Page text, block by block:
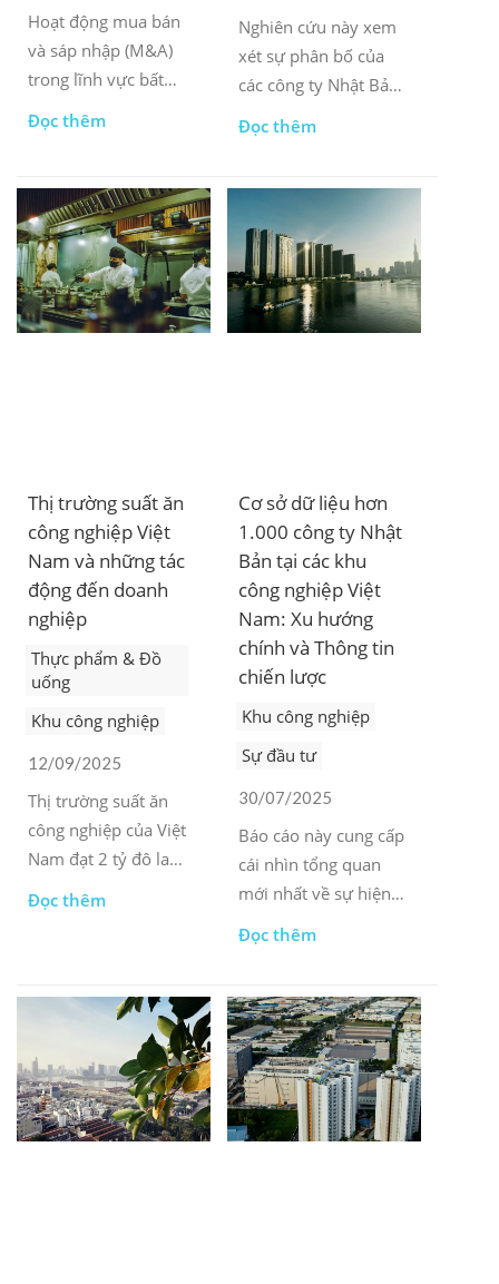
Hoạt động mua bán
và sáp nhập (M&A)
trong lĩnh vực bất
động sản công nghiệp
đang gia tăng, mang
tư nước ngoài những
cơ hội đầu tư nhanh
hơn và ít rủi ro hơn
trước đây.
Đọc thêm
Nghiên cứu này xem
xét sự phân bố của
các công ty Nhật Bản
tại các khu công
nghiệp trọng điểm
yếu tố chính ảnh
hưởng đến lựa chọn
địa điểm của họ.
Đọc thêm
Thị trường suất ăn
công nghiệp Việt
Nam và những tác
động đến doanh
nghiệp
Thực phẩm & Đồ
uống
Khu công nghiệp
12/09/2025
Thị trường suất ăn
công nghiệp của Việt
Nam đạt 2 tỷ đô la
Mỹ, đóng vai trò là
mạch máu thầm lặng
Đọc thêm
Cơ sở dữ liệu hơn
1.000 công ty Nhật
Bản tại các khu
công nghiệp Việt
Nam: Xu hướng
chính và Thông tin
chiến lược
Khu công nghiệp
Sự đầu tư
30/07/2025
Báo cáo này cung cấp
cái nhìn tổng quan
mới nhất về sự hiện
diện và phân bố của
các công ty Nhật Bản
nghiệp trên khắp Việt
Nam.
Đọc thêm